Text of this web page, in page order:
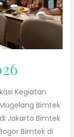
Kegiatan
Bimtek
Jakarta Bimtek
Bimtek di